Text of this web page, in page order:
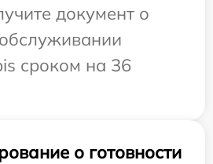
документ о
сроком на 36
о готовности